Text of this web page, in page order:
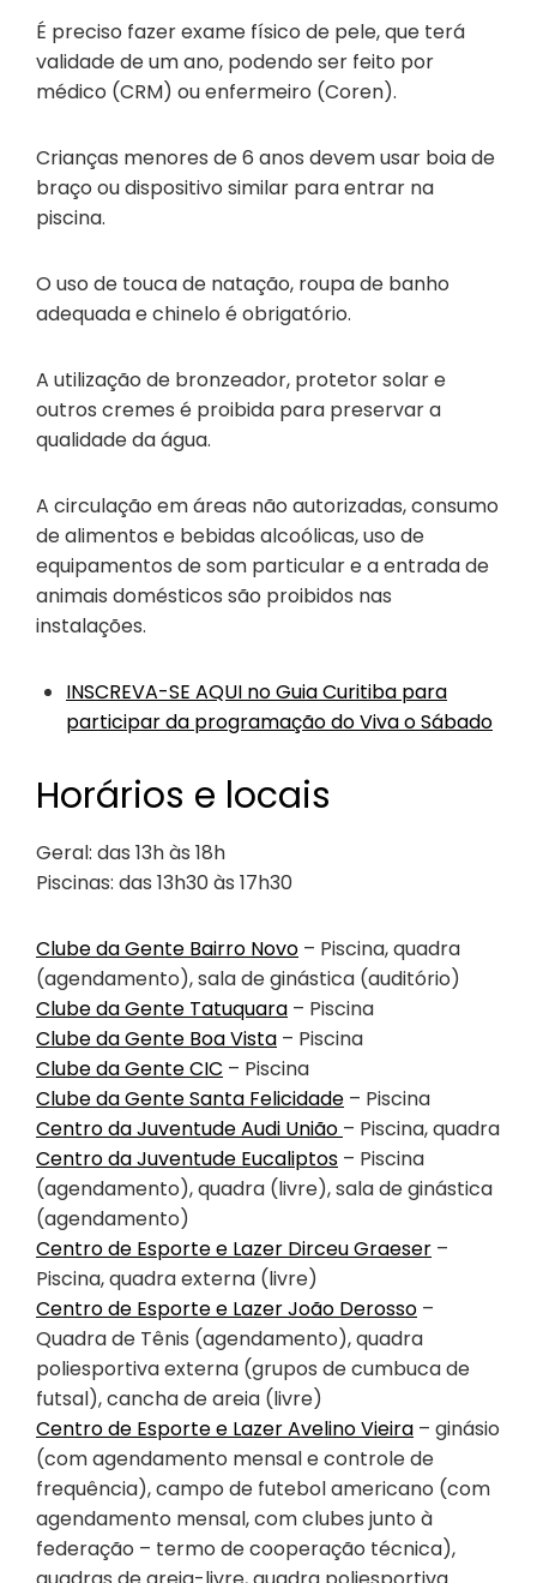
É preciso fazer exame físico de pele, que terá
validade de um ano, podendo ser feito por
médico (CRM) ou enfermeiro (Coren).
Crianças menores de 6 anos devem usar boia de
braço ou dispositivo similar para entrar na
piscina.
O uso de touca de natação, roupa de banho
adequada e chinelo é obrigatório.
A utilização de bronzeador, protetor solar e
outros cremes é proibida para preservar a
qualidade da água.
A circulação em áreas não autorizadas, consumo
de alimentos e bebidas alcoólicas, uso de
equipamentos de som particular e a entrada de
animais domésticos são proibidos nas
instalações.
INSCREVA-SE AQUI no Guia Curitiba para
participar da programação do Viva o Sábado
Horários e locais
Geral: das 13h às 18h
Piscinas: das 13h30 às 17h30
Clube da Gente Bairro Novo – Piscina, quadra
(agendamento), sala de ginástica (auditório)
Clube da Gente Tatuquara – Piscina
Clube da Gente Boa Vista – Piscina
Clube da Gente CIC – Piscina
Clube da Gente Santa Felicidade – Piscina
Centro da Juventude Audi União – Piscina, quadra
Centro da Juventude Eucaliptos – Piscina
(agendamento), quadra (livre), sala de ginástica
(agendamento)
Centro de Esporte e Lazer Dirceu Graeser –
Piscina, quadra externa (livre)
Centro de Esporte e Lazer João Derosso –
Quadra de Tênis (agendamento), quadra
poliesportiva externa (grupos de cumbuca de
futsal), cancha de areia (livre)
Centro de Esporte e Lazer Avelino Vieira – ginásio
(com agendamento mensal e controle de
frequência), campo de futebol americano (com
agendamento mensal, com clubes junto à
federação – termo de cooperação técnica),